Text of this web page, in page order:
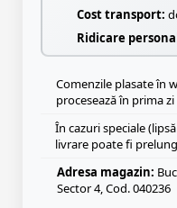
Cost transport:
Ridicare
Comenzile plasate în
procesează în prima
În cazuri speciale
livrare poate fi
Adresa magazin:
Sector 4, Cod. 040236